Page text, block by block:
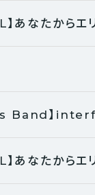
なたからエ
】interfm
あなたからエ